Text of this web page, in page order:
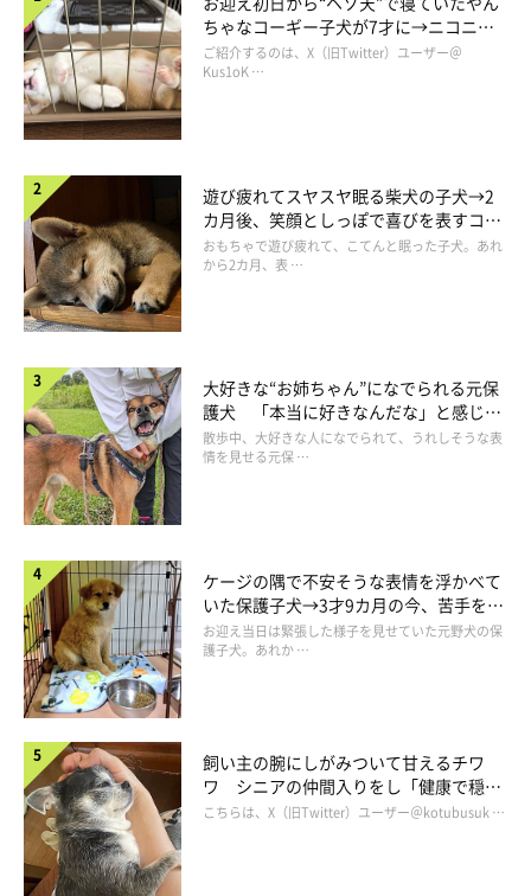
ちゃなコーギー子犬が7才に→ニコニ
コ“コーギースマイル”が魅力のコに成
長！
ご紹介するのは、X（旧Twitter）ユーザー＠
Kus1oK …
遊び疲れてスヤスヤ眠る柴犬の子犬→2
カ月後、笑顔としっぽで喜びを表すコに
成長！
おもちゃで遊び疲れて、こてんと眠った子犬。あれ
から2カ月、表 …
大好きな“お姉ちゃん”になでられる元保
護犬 「本当に好きなんだな」と感じる
表情にほっこり
散歩中、大好きな人になでられて、うれしそうな表
情を見せる元保 …
ケージの隅で不安そうな表情を浮かべて
いた保護子犬→3才9カ月の今、苦手を克
服し頼もしいコに成長！
お迎え当日は緊張した様子を見せていた元野犬の保
護子犬。あれか …
飼い主の腕にしがみついて甘えるチワ
ワ シニアの仲間入りをし「健康で穏や
かな暮らしが続いてほしい」と願う
こちらは、X（旧Twitter）ユーザー＠kotubusuk …